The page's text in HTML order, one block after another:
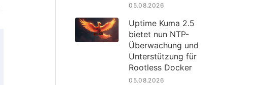
05.08.2026
Uptime Kuma 2.5
bietet nun NTP-
Überwachung und
Unterstützung für
Rootless Docker
05.08.2026